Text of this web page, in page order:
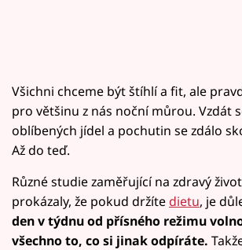
Všichni chceme být štíhlí a fit, ale
pro většinu z nás noční můrou. Vzdát
oblíbených jídel a pochutin se zdálo
Až do teď.
Různé studie zaměřující na zdravý
prokázaly, že pokud držíte dietu, je
den v týdnu od přísného režimu
všechno to, co si jinak odpíráte.